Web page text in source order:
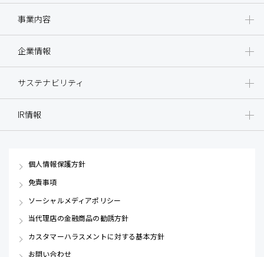
事業内容
企業情報
サステナビリティ
IR情報
個人情報保護方針
免責事項
ソーシャルメディアポリシー
当代理店の金融商品の勧誘方針
カスタマーハラスメントに対する基本方針
お問い合わせ